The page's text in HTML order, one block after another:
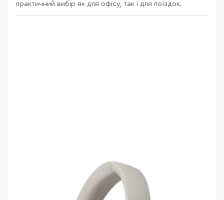
практичний вибір як для офісу, так і для поїздок.